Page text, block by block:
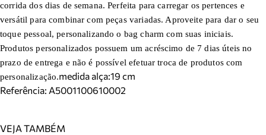
corrida dos dias de semana. Perfeita para carregar os pertences e
versátil para combinar com peças variadas. Aproveite para dar o seu
toque pessoal, personalizando o bag charm com suas iniciais.
Produtos personalizados possuem um acréscimo de 7 dias úteis no
prazo de entrega e não é possível efetuar troca de produtos com
personalização.medida alça:19 cm
Referência: A5001100610002
VEJA TAMBÉM